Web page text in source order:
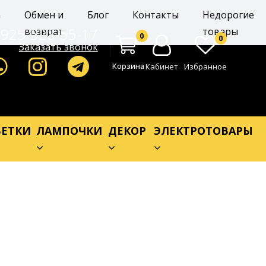
Обмен и
возврат
Блог Контакты
Недорогие
товары
925-528-55-17
Заказать звонок
0
КорзинаКабинет
0
Избранное
ЛАМПОЧКИ ДЕКОР ЭЛЕКТРОТОВАРЫ